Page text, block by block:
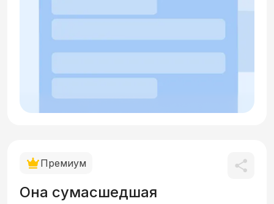
Премиум
Она сумасшедшая